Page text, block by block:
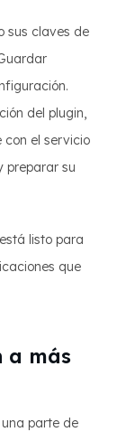
sus claves de
del plugin,
con el servicio
preparar su
listo para
que
a más
una parte de